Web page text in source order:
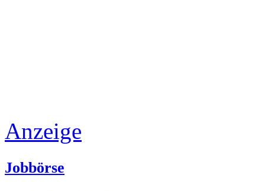
Anzeige
Jobbörse